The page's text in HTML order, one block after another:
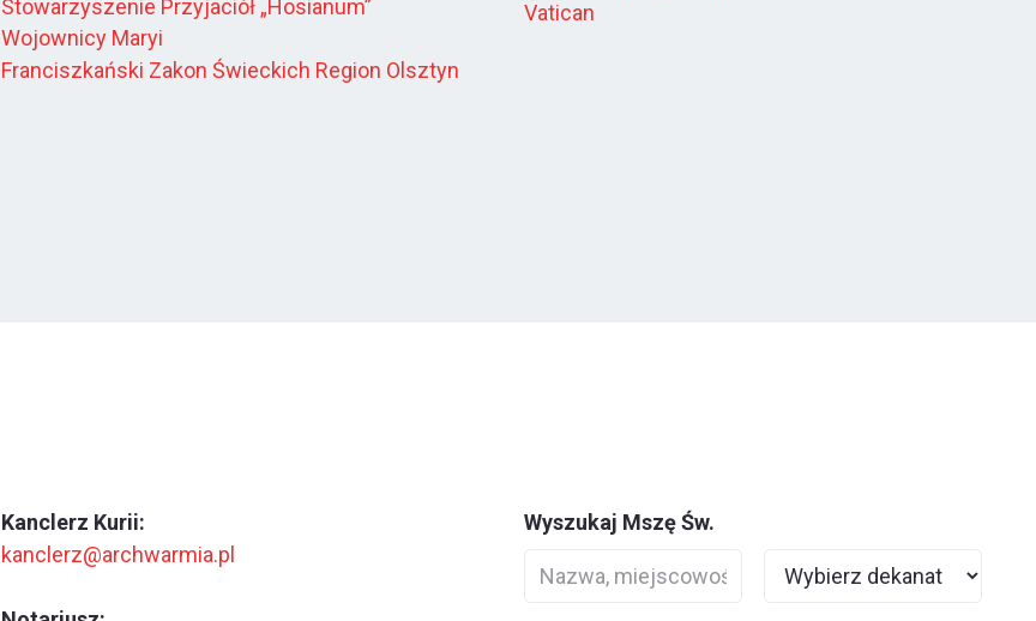
Stowarzyszenie Przyjaciół „Hosianum”
Wojownicy Maryi
Franciszkański Zakon Świeckich Region Olsztyn
Vatican
Kanclerz Kurii:
kanclerz@archwarmia.pl
Wyszukaj Mszę Św.